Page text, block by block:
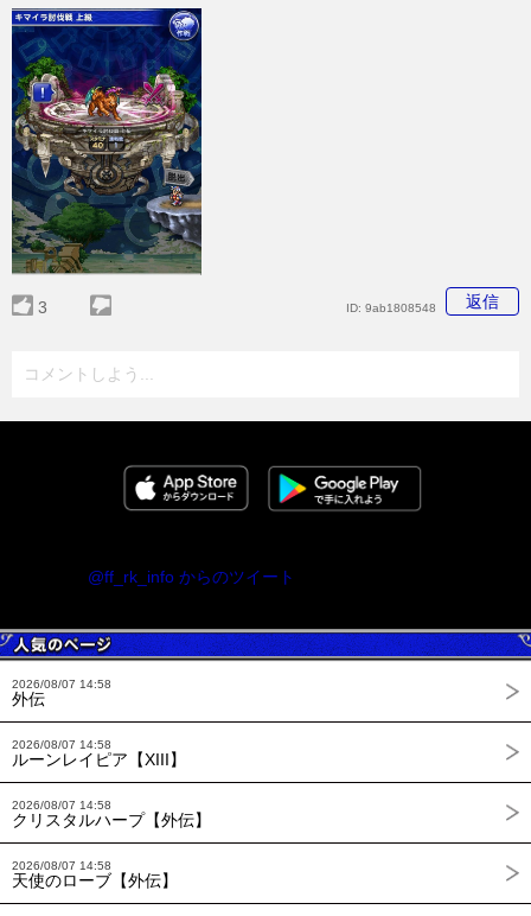
3 返信
ID: 9ab1808548
コメントしよう...
@ff_rk_info からのツイート
2026/08/07 14:58
外伝
2026/08/07 14:58
ルーンレイピア【XIII】
2026/08/07 14:58
クリスタルハープ【外伝】
2026/08/07 14:58
天使のローブ【外伝】